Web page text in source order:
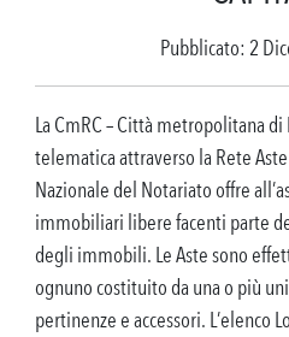
Pubblicato: 2
La CmRC – Città metropolitana
telematica attraverso la Rete
Nazionale del Notariato offre
immobiliari libere facenti parte
degli immobili. Le Aste sono
ognuno costituito da una o più
pertinenze e accessori. L’elenco